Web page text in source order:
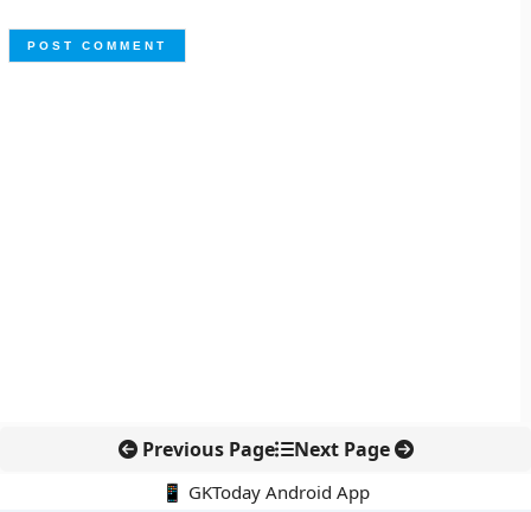
Previous Page Next Page
📱 GKToday Android App